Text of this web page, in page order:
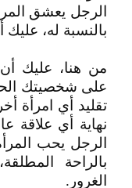
الرجل يعشق
بالنسبة له، عليك
من هنا، عليك
على شخصيتك
تقليد أي امرأة
نهاية أي علاقة
الرجل يحب
بالراحة
الغرور.